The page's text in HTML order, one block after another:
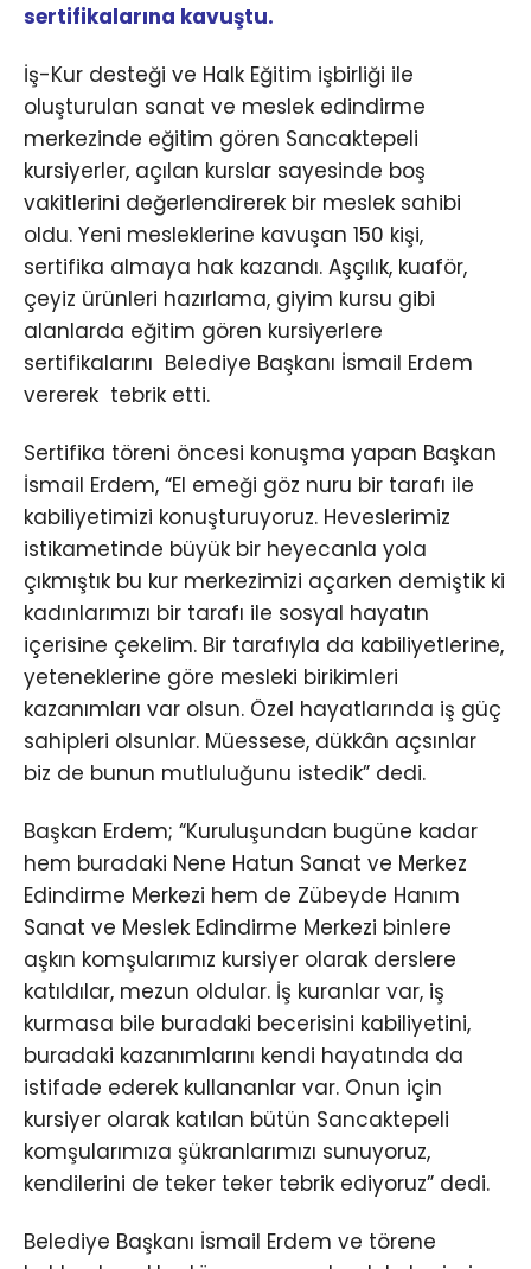
sertifikalarına kavuştu.
İş-Kur desteği ve Halk Eğitim işbirliği ile
oluşturulan sanat ve meslek edindirme
merkezinde eğitim gören Sancaktepeli
kursiyerler, açılan kurslar sayesinde boş
vakitlerini değerlendirerek bir meslek sahibi
oldu. Yeni mesleklerine kavuşan 150 kişi,
sertifika almaya hak kazandı. Aşçılık, kuaför,
çeyiz ürünleri hazırlama, giyim kursu gibi
alanlarda eğitim gören kursiyerlere
sertifikalarını Belediye Başkanı İsmail Erdem
vererek tebrik etti.
Sertifika töreni öncesi konuşma yapan Başkan
İsmail Erdem, “El emeği göz nuru bir tarafı ile
kabiliyetimizi konuşturuyoruz. Heveslerimiz
istikametinde büyük bir heyecanla yola
çıkmıştık bu kur merkezimizi açarken demiştik ki
kadınlarımızı bir tarafı ile sosyal hayatın
içerisine çekelim. Bir tarafıyla da kabiliyetlerine,
yeteneklerine göre mesleki birikimleri
kazanımları var olsun. Özel hayatlarında iş güç
sahipleri olsunlar. Müessese, dükkân açsınlar
biz de bunun mutluluğunu istedik” dedi.
Başkan Erdem; “Kuruluşundan bugüne kadar
hem buradaki Nene Hatun Sanat ve Merkez
Edindirme Merkezi hem de Zübeyde Hanım
Sanat ve Meslek Edindirme Merkezi binlere
aşkın komşularımız kursiyer olarak derslere
katıldılar, mezun oldular. İş kuranlar var, iş
kurmasa bile buradaki becerisini kabiliyetini,
buradaki kazanımlarını kendi hayatında da
istifade ederek kullananlar var. Onun için
kursiyer olarak katılan bütün Sancaktepeli
komşularımıza şükranlarımızı sunuyoruz,
kendilerini de teker teker tebrik ediyoruz” dedi.
Belediye Başkanı İsmail Erdem ve törene